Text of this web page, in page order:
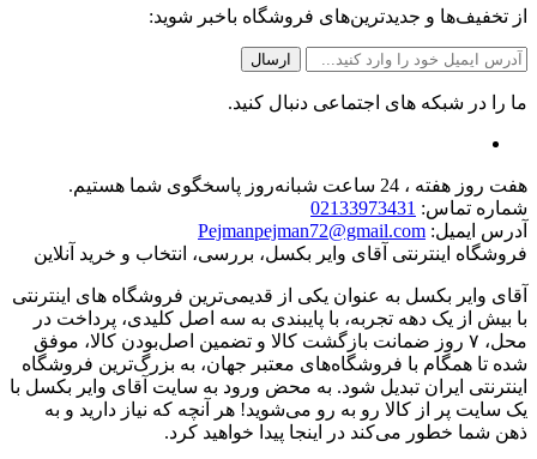
از تخفیف‌ها و جدیدترین‌های فروشگاه باخبر شوید:
ما را در شبکه های اجتماعی دنبال کنید.
هفت روز هفته ، 24 ساعت شبانه‌روز پاسخگوی شما هستیم.
شماره تماس: 02133973431
آدرس ایمیل: Pejmanpejman72@gmail.com
فروشگاه اینترنتی آقای وایر بکسل، بررسی، انتخاب و خرید آنلاین
آقای وایر بکسل به عنوان یکی از قدیمی‌ترین فروشگاه های اینترنتی
با بیش از یک دهه تجربه، با پایبندی به سه اصل کلیدی، پرداخت در
محل، ۷ روز ضمانت بازگشت کالا و تضمین اصل‌بودن کالا، موفق
شده تا همگام با فروشگاه‌های معتبر جهان، به بزرگ‌ترین فروشگاه
اینترنتی ایران تبدیل شود. به محض ورود به سایت آقای وایر بکسل با
یک سایت پر از کالا رو به رو می‌شوید! هر آنچه که نیاز دارید و به
ذهن شما خطور می‌کند در اینجا پیدا خواهید کرد.